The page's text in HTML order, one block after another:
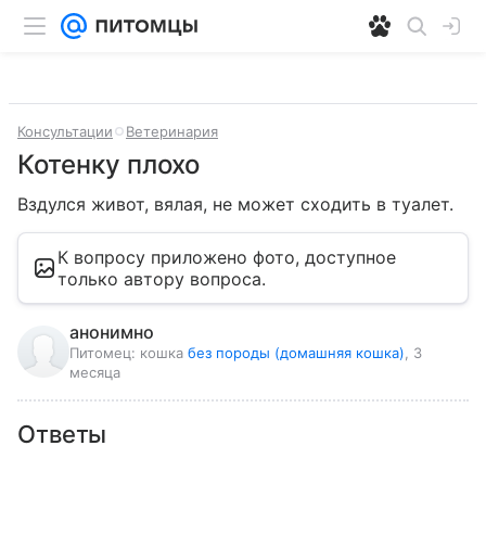
Консультации Ветеринария
Котенку плохо
Вздулся живот, вялая, не может сходить в туалет.
К вопросу приложено фото, доступное
только автору вопроса.
анонимно
Питомец: кошка без породы (домашняя кошка) , 3
месяца
Ответы